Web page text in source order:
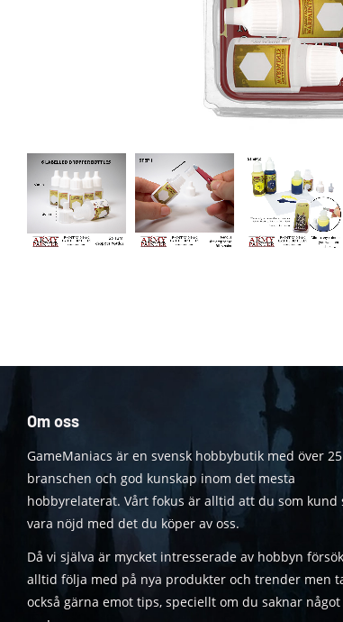
Om oss
GameManiacs är en svensk hobbybutik med över
branschen och god kunskap inom det mesta
hobbyrelaterat. Vårt fokus är alltid att du som kund
vara nöjd med det du köper av oss.
Då vi själva är mycket intresserade av hobbyn
alltid följa med på nya produkter och trender men
också gärna emot tips, speciellt om du saknar något